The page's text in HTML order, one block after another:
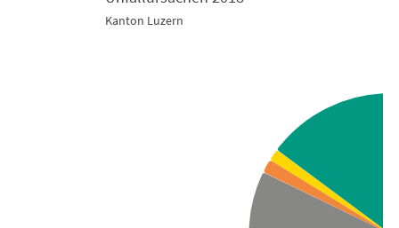
Strassenverkehrsunfälle nach Unfallursachen 2018
View as data table, Strassenverkehrsunfälle nach
Kanton Luzern